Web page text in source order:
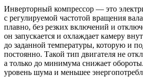
Инверторный компрессор — это
с регулируемой частотой вращения
плавно, без резких включений и
он запускается и охлаждает камеру
до заданной температуры, которую и
постоянно. Такой тип двигателя не
а только до минимума снижает
уровень шума и меньшее